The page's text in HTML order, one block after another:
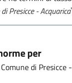
Presicce - Acquarica
per
Comune di Presicce